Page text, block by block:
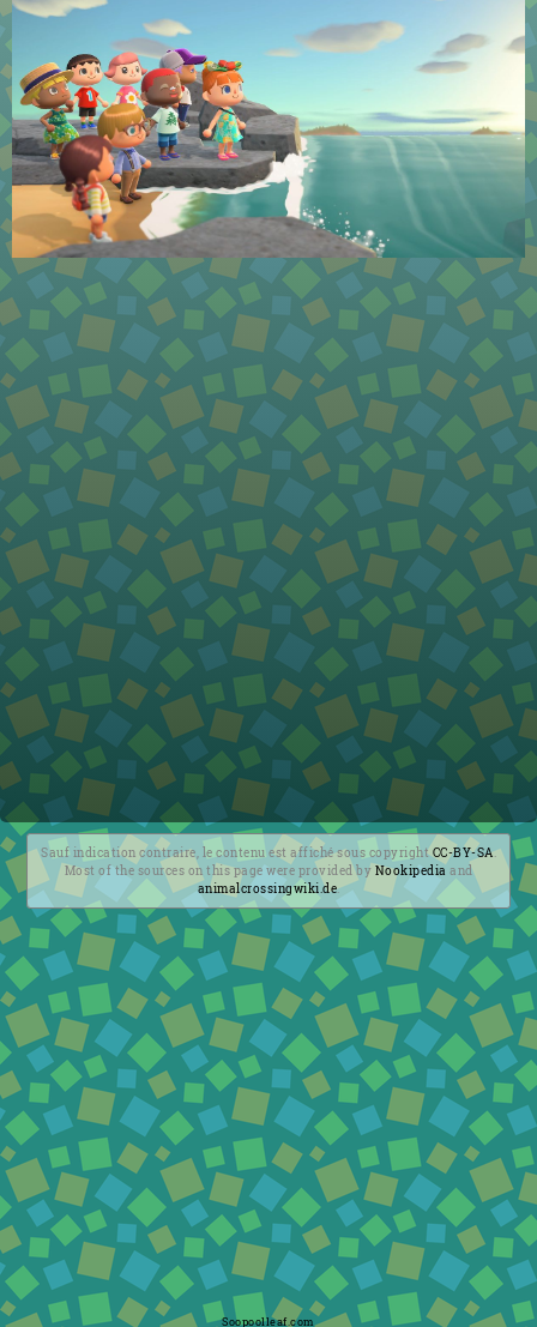
Sauf indication contraire, le contenu est affiché sous copyrightCC-BY-SA.
Most of the sources on this page were provided by Nookipedia and
animalcrossingwiki.de.
Soopoolleaf.com